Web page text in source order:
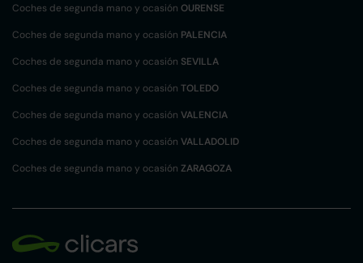
Coches de segunda mano y ocasión OURENSE
Coches de segunda mano y ocasión PALENCIA
Coches de segunda mano y ocasión SEVILLA
Coches de segunda mano y ocasión TOLEDO
Coches de segunda mano y ocasión VALENCIA
Coches de segunda mano y ocasión VALLADOLID
Coches de segunda mano y ocasión ZARAGOZA